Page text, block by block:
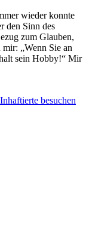
wieder konnte
den Sinn des
zum Glauben,
„Wenn Sie an
sein Hobby!“ Mir
Inhaftierte besuchen